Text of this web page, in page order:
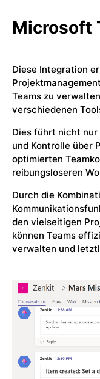
Microsoft
Diese Integration
Teams zu
verschiedenen
Dies führt nicht
und Kontrolle über
optimierten
reibungsloseren
Durch die
den vielseitigen
können Teams
verwalten und